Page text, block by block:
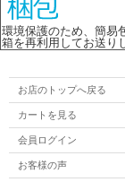
環境保護のため、簡易
箱を再利用してお送り
お店のトップへ戻る
カートを見る
会員ログイン
お客様の声